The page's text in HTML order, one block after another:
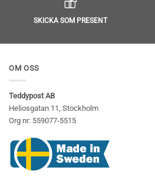
SKICKA SOM PRESENT
OM OSS
Teddypost AB
Heliosgatan 11, Stockholm
Org nr: 559077-5515